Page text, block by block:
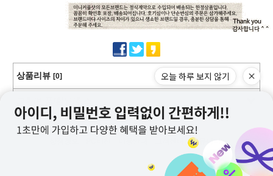
상품리뷰 [0]
커뮤니티
오늘 하루 보지 않기